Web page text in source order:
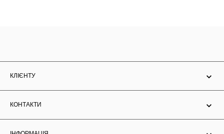
КЛІЄНТУ
КОНТАКТИ